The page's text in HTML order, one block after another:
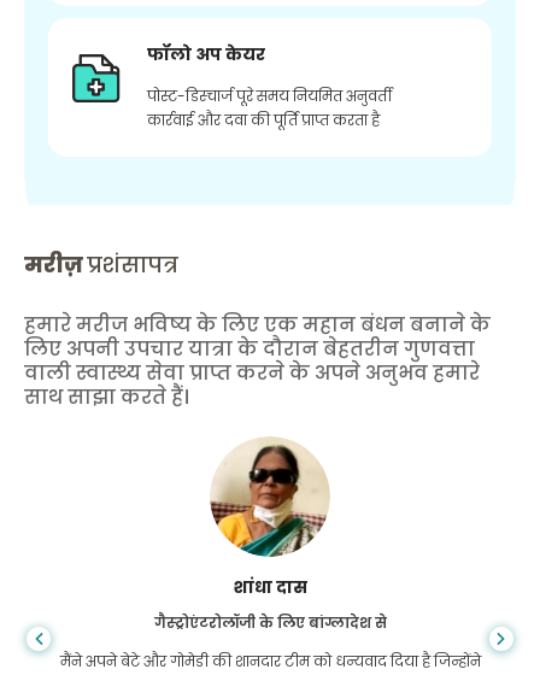
फॉलो अप केयर
पोस्ट-डिस्चार्ज पूरे समय नियमित अनुवर्ती
कार्रवाई और दवा की पूर्ति प्राप्त करता है
मरीज़प्रशंसापत्र
हमारे मरीज भविष्य के लिए एक महान बंधन बनाने के
लिए अपनी उपचार यात्रा के दौरान बेहतरीन गुणवत्ता
वाली स्वास्थ्य सेवा प्राप्त करने के अपने अनुभव हमारे
साथ साझा करते हैं।
शांधा दास
गैस्ट्रोएंटरोलॉजी के लिए बांग्लादेश से
मैंने अपने बेटे और गोमेडी की शानदार टीम को धन्यवाद दिया है जिन्होंने